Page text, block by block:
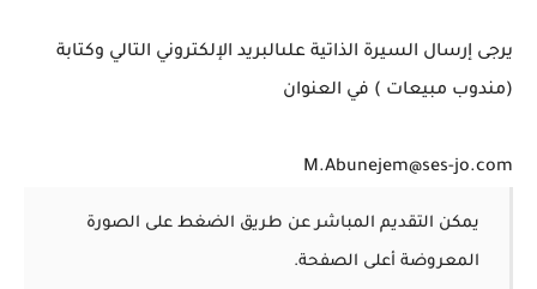
يرجى إرسال السيرة الذاتية علىالبريد الإلكتروني التالي وكتابة
(مندوب مبيعات ) في العنوان
M.Abunejem@ses-jo.com
يمكن التقديم المباشر عن طريق الضغط على الصورة
المعروضة أعلى الصفحة.